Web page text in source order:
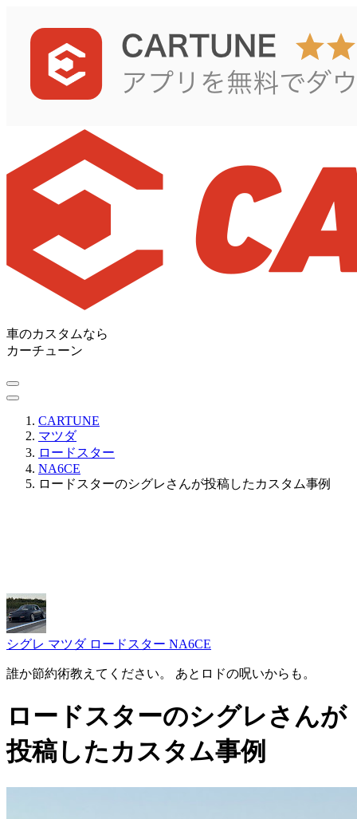
車のカスタムなら
カーチューン
CARTUNE
マツダ
ロードスター
NA6CE
ロードスターのシグレさんが投稿したカスタム事例
シグレ マツダ ロードスター NA6CE
誰か節約術教えてください。 あとロドの呪いからも。
ロードスターのシグレさんが
投稿したカスタム事例